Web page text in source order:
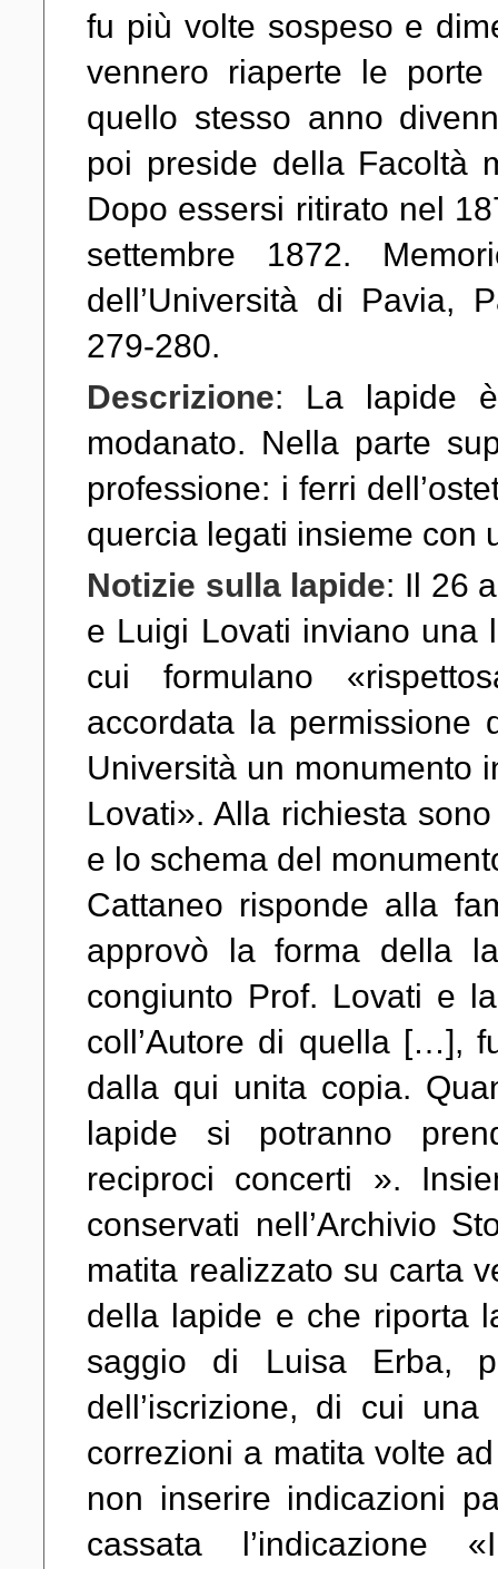
fu più volte sospeso e
vennero riaperte le
quello stesso anno
poi preside della Facoltà
Dopo essersi ritirato nel
settembre 1872.
dell’Università di Pavia,
279-280.
Descrizione: La lapide
modanato. Nella parte
professione: i ferri
quercia legati insieme con
Notizie sulla lapide: Il 26
e Luigi Lovati inviano una
cui formulano
accordata la permissione
Università un monumento
Lovati». Alla richiesta
e lo schema del
Cattaneo risponde alla
approvò la forma della
congiunto Prof. Lovati e
coll’Autore di quella […],
dalla qui unita copia.
lapide si potranno
reciproci concerti ».
conservati nell’Archivio
matita realizzato su carta
della lapide e che riporta
saggio di Luisa Erba,
dell’iscrizione, di cui
correzioni a matita volte
non inserire indicazioni
cassata l’indicazione